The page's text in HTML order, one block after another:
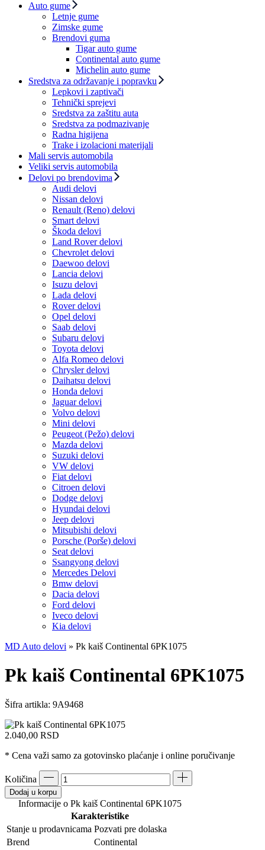
Auto gume
Letnje gume
Zimske gume
Brendovi guma
Tigar auto gume
Continental auto gume
Michelin auto gume
Sredstva za održavanje i popravku
Lepkovi i zaptivači
Tehnički sprejevi
Sredstva za zaštitu auta
Sredstva za podmazivanje
Radna higijena
Trake i izolacioni materijali
Mali servis automobila
Veliki servis automobila
Delovi po brendovima
Audi delovi
Nissan delovi
Renault (Reno) delovi
Smart delovi
Škoda delovi
Land Rover delovi
Chevrolet delovi
Daewoo delovi
Lancia delovi
Isuzu delovi
Lada delovi
Rover delovi
Opel delovi
Saab delovi
Subaru delovi
Toyota delovi
Alfa Romeo delovi
Chrysler delovi
Daihatsu delovi
Honda delovi
Jaguar delovi
Volvo delovi
Mini delovi
Peugeot (Pežo) delovi
Mazda delovi
Suzuki delovi
VW delovi
Fiat delovi
Citroen delovi
Dodge delovi
Hyundai delovi
Jeep delovi
Mitsubishi delovi
Porsche (Porše) delovi
Seat delovi
Ssangyong delovi
Mercedes Delovi
Bmw delovi
Dacia delovi
Ford delovi
Iveco delovi
Kia delovi
MD Auto delovi » Pk kaiš Continental 6PK1075
Pk kaiš Continental 6PK1075
Šifra artikla: 9A9468
2.040,00 RSD
* Cena važi samo za gotovinsko plaćanje i online poručivanje
Količina
Dodaj u korpu
Informacije o Pk kaiš Continental 6PK1075
Karakteristike
Stanje u prodavnicama Pozvati pre dolaska
Brend
Continental